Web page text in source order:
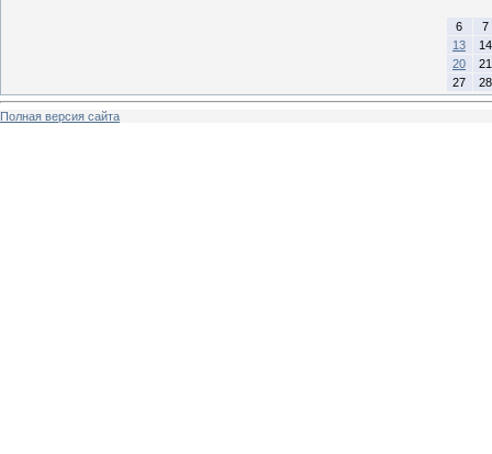
6
7
13
14
20
21
27
28
Полная версия сайта